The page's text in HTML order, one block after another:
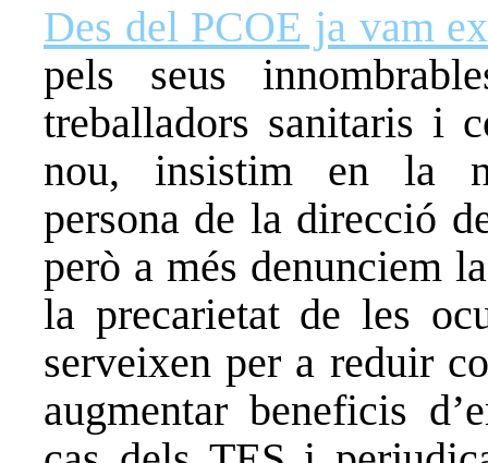
Des del PCOE ja vam
pels seus
treballadors sanitaris i
nou, insistim en la
persona de la direcció
però a més denunciem
la precarietat de les
serveixen per a reduir
augmentar beneficis